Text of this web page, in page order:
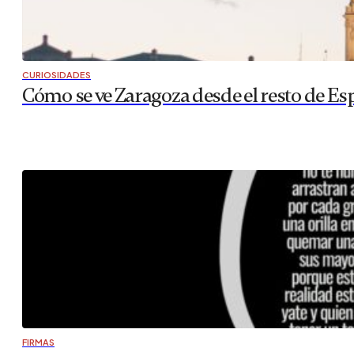
CURIOSIDADES
Cómo se ve Zaragoza desde el resto de
FIRMAS